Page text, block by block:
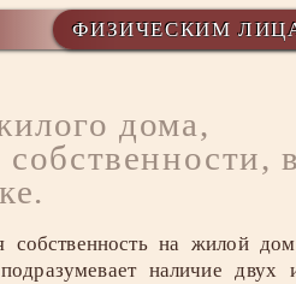
ФИЗИЧЕСКИМ
дома,
в
собственность на жилой
наличие двух